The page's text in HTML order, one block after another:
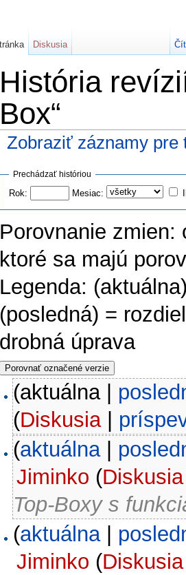
História
Box“
Zobraziť záznamy pre
Prechádzať históriou
Rok: Mesiac:
Porovnanie
ktoré sa majú
Legenda:
(posledná) =
drobná úprava
(aktuálna |
(Diskusia|
(aktuálna|
Jiminko (Diskusia
Top-Boxy s
(aktuálna|
Jiminko (Diskusia
Diskusia